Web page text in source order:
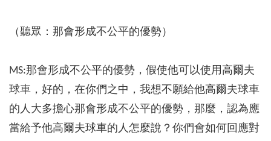
（聽眾：那會形成不公平的優勢）
MS:那會形成不公平的優勢，假使他可以使用高爾夫
球車，好的，在你們之中，我想不願給他高爾夫球車
的人大多擔心那會形成不公平的優勢，那麼，認為應
當給予他高爾夫球車的人怎麼說？你們會如何回應對